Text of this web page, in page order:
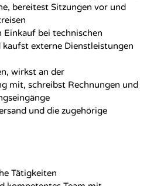
bereitest Sitzungen vor und
bei technischen
externe Dienstleistungen
wirkst an der
mit, schreibst Rechnungen und
und die zugehörige
Tätigkeiten